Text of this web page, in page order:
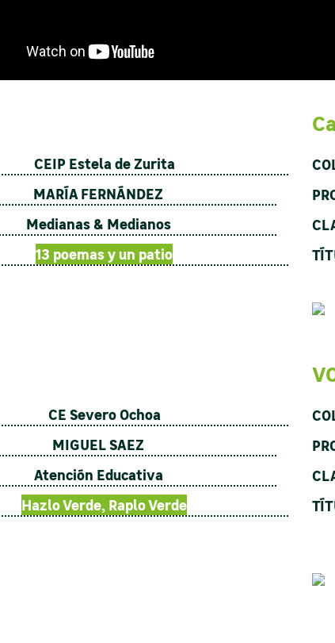
CEIP Estela de Zurita
MARÍA FERNÁNDEZ
Medianas & Medianos
13 poemas y un patio
CE Severo Ochoa
MIGUEL SAEZ
Atención Educativa
Hazlo Verde, Raplo Verde